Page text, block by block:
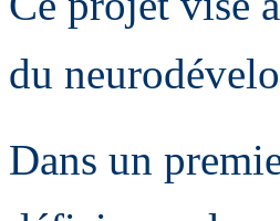
du
Dans un